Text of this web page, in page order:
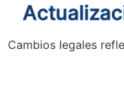
Cambios legales